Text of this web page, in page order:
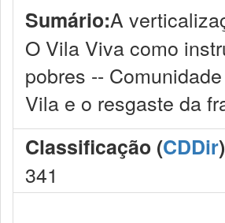
Sumário:A
O Vila Viva como
pobres --
Vila e o resgaste da
Classificação (CDDir)
341